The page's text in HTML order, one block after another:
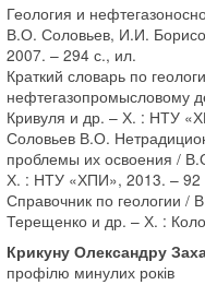
Геология и
В.О. Соловьев, И.И.
2007. – 294 с., ил.
Краткий словарь по
нефтегазопромысловому
Кривуля и др. – Х. : НТУ
Соловьев В.О.
проблемы их освоения /
Х. : НТУ «ХПИ», 2013. – 92
Справочник по геологии
Терещенко и др. – Х. :
Крикуну Олександру
профілю минулих років